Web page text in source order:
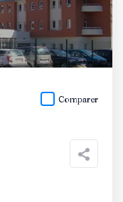
Comparer